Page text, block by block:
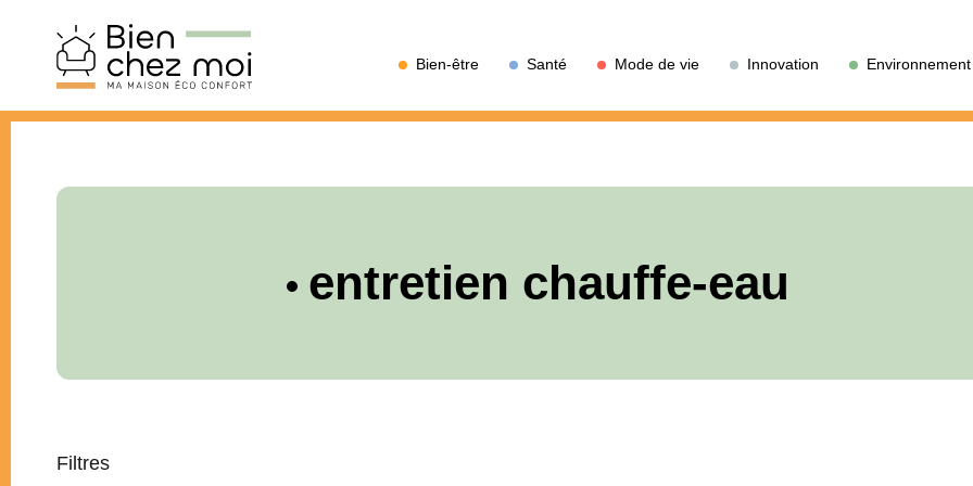
Bien-être Santé Mode de vie Innovation Environnement
entretien chauffe-eau
Filtres